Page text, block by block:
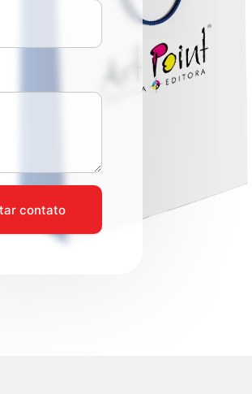
contato